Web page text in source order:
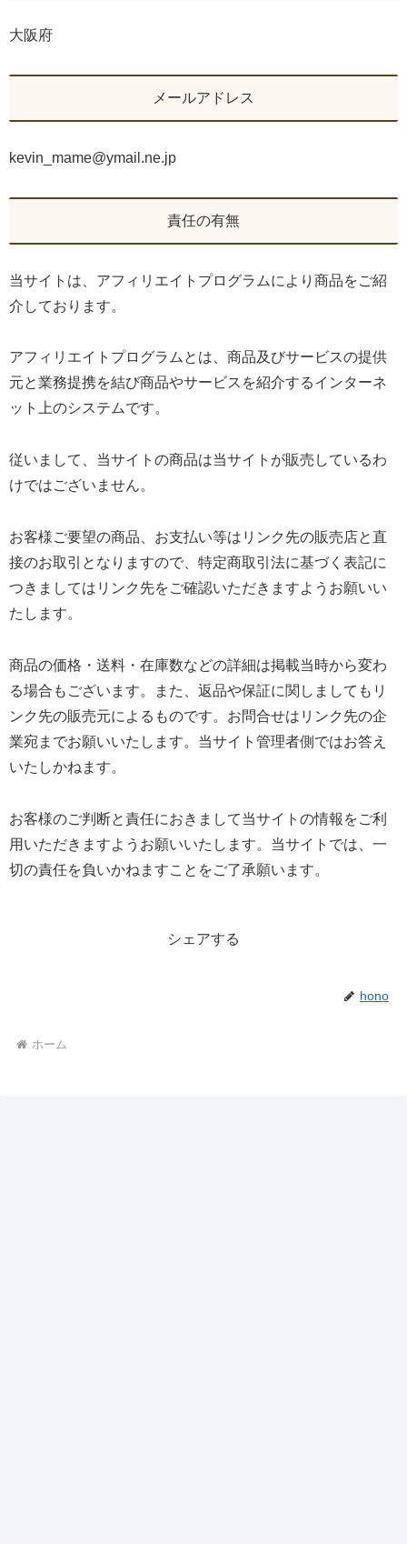
大阪府
メールアドレス
kevin_mame@ymail.ne.jp
責任の有無
当サイトは、アフィリエイトプログラムにより商品をご紹
介しております。
アフィリエイトプログラムとは、商品及びサービスの提供
元と業務提携を結び商品やサービスを紹介するインターネ
ット上のシステムです。
従いまして、当サイトの商品は当サイトが販売しているわ
けではございません。
お客様ご要望の商品、お支払い等はリンク先の販売店と直
接のお取引となりますので、特定商取引法に基づく表記に
つきましてはリンク先をご確認いただきますようお願いい
たします。
商品の価格・送料・在庫数などの詳細は掲載当時から変わ
る場合もございます。また、返品や保証に関しましてもリ
ンク先の販売元によるものです。お問合せはリンク先の企
業宛までお願いいたします。当サイト管理者側ではお答え
いたしかねます。
お客様のご判断と責任におきまして当サイトの情報をご利
用いただきますようお願いいたします。当サイトでは、一
切の責任を負いかねますことをご了承願います。
シェアする
hono
ホーム